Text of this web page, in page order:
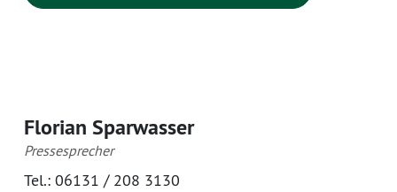
Florian Sparwasser
Pressesprecher
Tel.: 06131 / 208 3130